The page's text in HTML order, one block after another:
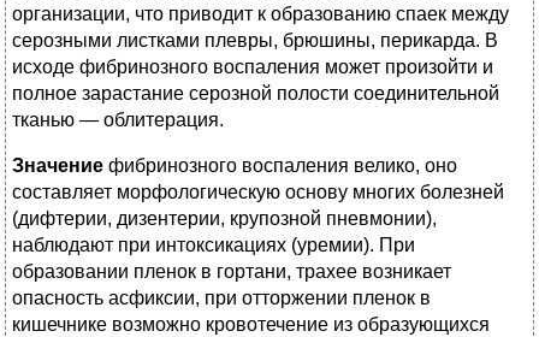
организации, что приводит к образованию спаек между
серозными листками плевры, брюшины, перикарда. В
исходе фибринозного воспаления может произойти и
полное зарастание серозной полости соединительной
тканью — облитерация.
Значение фибринозного воспаления велико, оно
составляет морфологическую основу многих болезней
(дифтерии, дизентерии, крупозной пневмонии),
наблюдают при интоксикациях (уремии). При
образовании пленок в гортани, трахее возникает
опасность асфиксии, при отторжении пленок в
кишечнике возможно кровотечение из образующихся